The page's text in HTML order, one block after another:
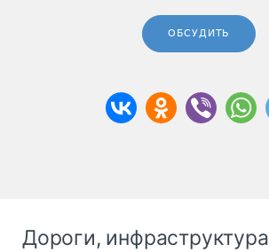
ОБСУДИТЬ
Дороги, инфраструктура